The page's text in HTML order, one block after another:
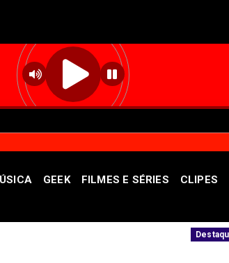
GEEK FILMES E SÉRIES CLIPES
denunciar Semana